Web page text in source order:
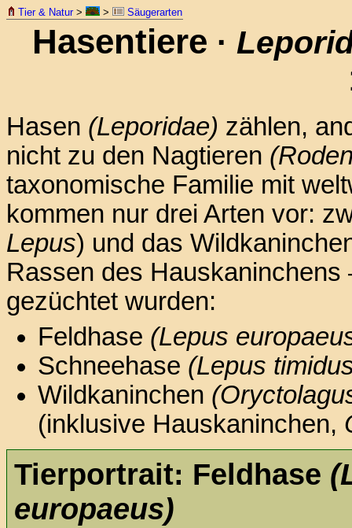
Tier & Natur> > Säugerarten
Hasentiere ·
Hasen (Leporidae) zählen,
nicht zu den Nagtieren
taxonomische Familie mit
kommen nur drei Arten vor:
Lepus) und das
Rassen des
gezüchtet wurden:
Feldhase (Lepus
Schneehase (Lepus
Wildkaninchen
(inklusive Hauskaninchen,
Tierportrait: Feldhase
europaeus)